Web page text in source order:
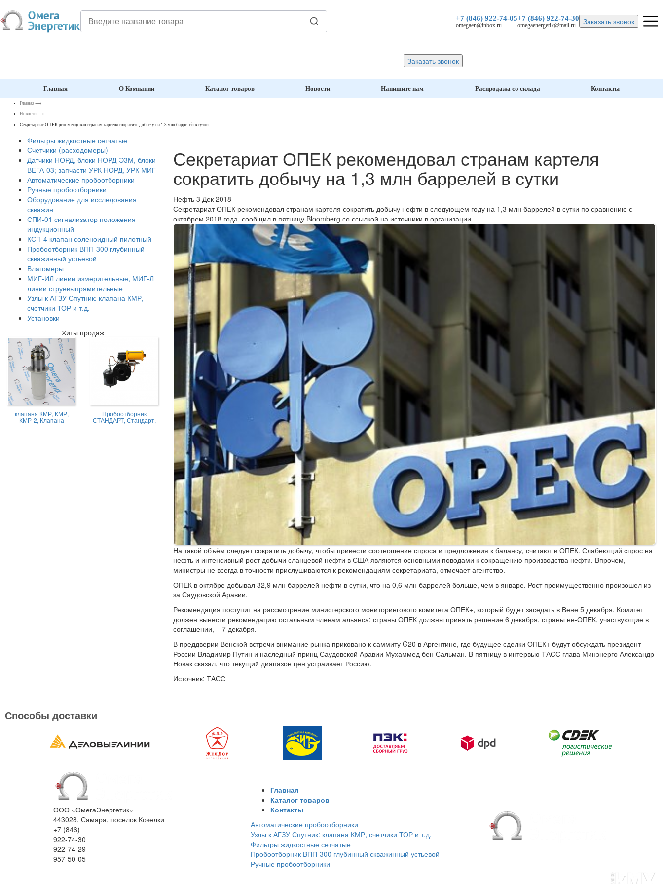
+7 (846) 922-74-05
omegaen@inbox.ru
+7 (846) 922-74-30
omegaenergetik@mail.ru Заказать звонок
Заказать звонок
Главная О Компании Каталог товаров Новости Напишите нам Распродажа со склада Контакты
Главная ⟶
Новости ⟶
Секретариат ОПЕК рекомендовал странам картеля сократить добычу на 1,3 млн баррелей в сутки
Секретариат ОПЕК рекомендовал странам картеля
сократить добычу на 1,3 млн баррелей в сутки
Нефть 3 Дек 2018
Секретариат ОПЕК рекомендовал странам картеля сократить добычу нефти в следующем году на 1,3 млн баррелей в сутки по сравнению с
октябрем 2018 года, сообщил в пятницу Bloomberg со ссылкой на источники в организации.
На такой объём следует сократить добычу, чтобы привести соотношение спроса и предложения к балансу, считают в ОПЕК. Слабеющий спрос на
нефть и интенсивный рост добычи сланцевой нефти в США являются основными поводами к сокращению производства нефти. Впрочем,
министры не всегда в точности прислушиваются к рекомендациям секретариата, отмечает агентство.
ОПЕК в октябре добывал 32,9 млн баррелей нефти в сутки, что на 0,6 млн баррелей больше, чем в январе. Рост преимущественно произошел из
за Саудовской Аравии.
Рекомендация поступит на рассмотрение министерского мониторингового комитета ОПЕК+, который будет заседать в Вене 5 декабря. Комитет
должен вынести рекомендацию остальным членам альянса: страны ОПЕК должны принять решение 6 декабря, страны не-ОПЕК, участвующие в
соглашении, – 7 декабря.
В преддверии Венской встречи внимание рынка приковано к саммиту G20 в Аргентине, где будущее сделки ОПЕК+ будут обсуждать президент
России Владимир Путин и наследный принц Саудовской Аравии Мухаммед бен Сальман. В пятницу в интервью ТАСС глава Минэнерго Александр
Новак сказал, что текущий диапазон цен устраивает Россию.
Источник: ТАСС
Фильтры жидкостные сетчатые
Счетчики (расходомеры)
Датчики НОРД, блоки НОРД-Э3М, блоки
ВЕГА-03; запчасти УРК НОРД, УРК МИГ
Автоматические пробоотборники
Ручные пробоотборники
Оборудование для исследования
скважин
СПИ-01 сигнализатор положения
индукционный
КСП-4 клапан соленоидный пилотный
Пробоотборник ВПП-300 глубинный
скважинный устьевой
Влагомеры
МИГ-ИЛ линии измерительные, МИГ-Л
линии струевыпрямительные
Узлы к АГЗУ Спутник: клапана КМР,
счетчики ТОР и т.д.
Установки
Хиты продаж
клапана КМР, КМР,
КМР-2, Клапана
магниторегулируемые
Пробоотборник
СТАНДАРТ, Стандарт,
пробоотборник нефти,
Способы доставки
ООО «ОмегаЭнергетик»
443028, Самара, поселок Козелки
+7 (846)
922-74-30
922-74-29
957-50-05
Главная
Каталог товаров
Контакты
Автоматические пробоотборники
Узлы к АГЗУ Спутник: клапана КМР, счетчики ТОР и т.д.
Фильтры жидкостные сетчатые
Пробоотборник ВПП-300 глубинный скважинный устьевой
Ручные пробоотборники